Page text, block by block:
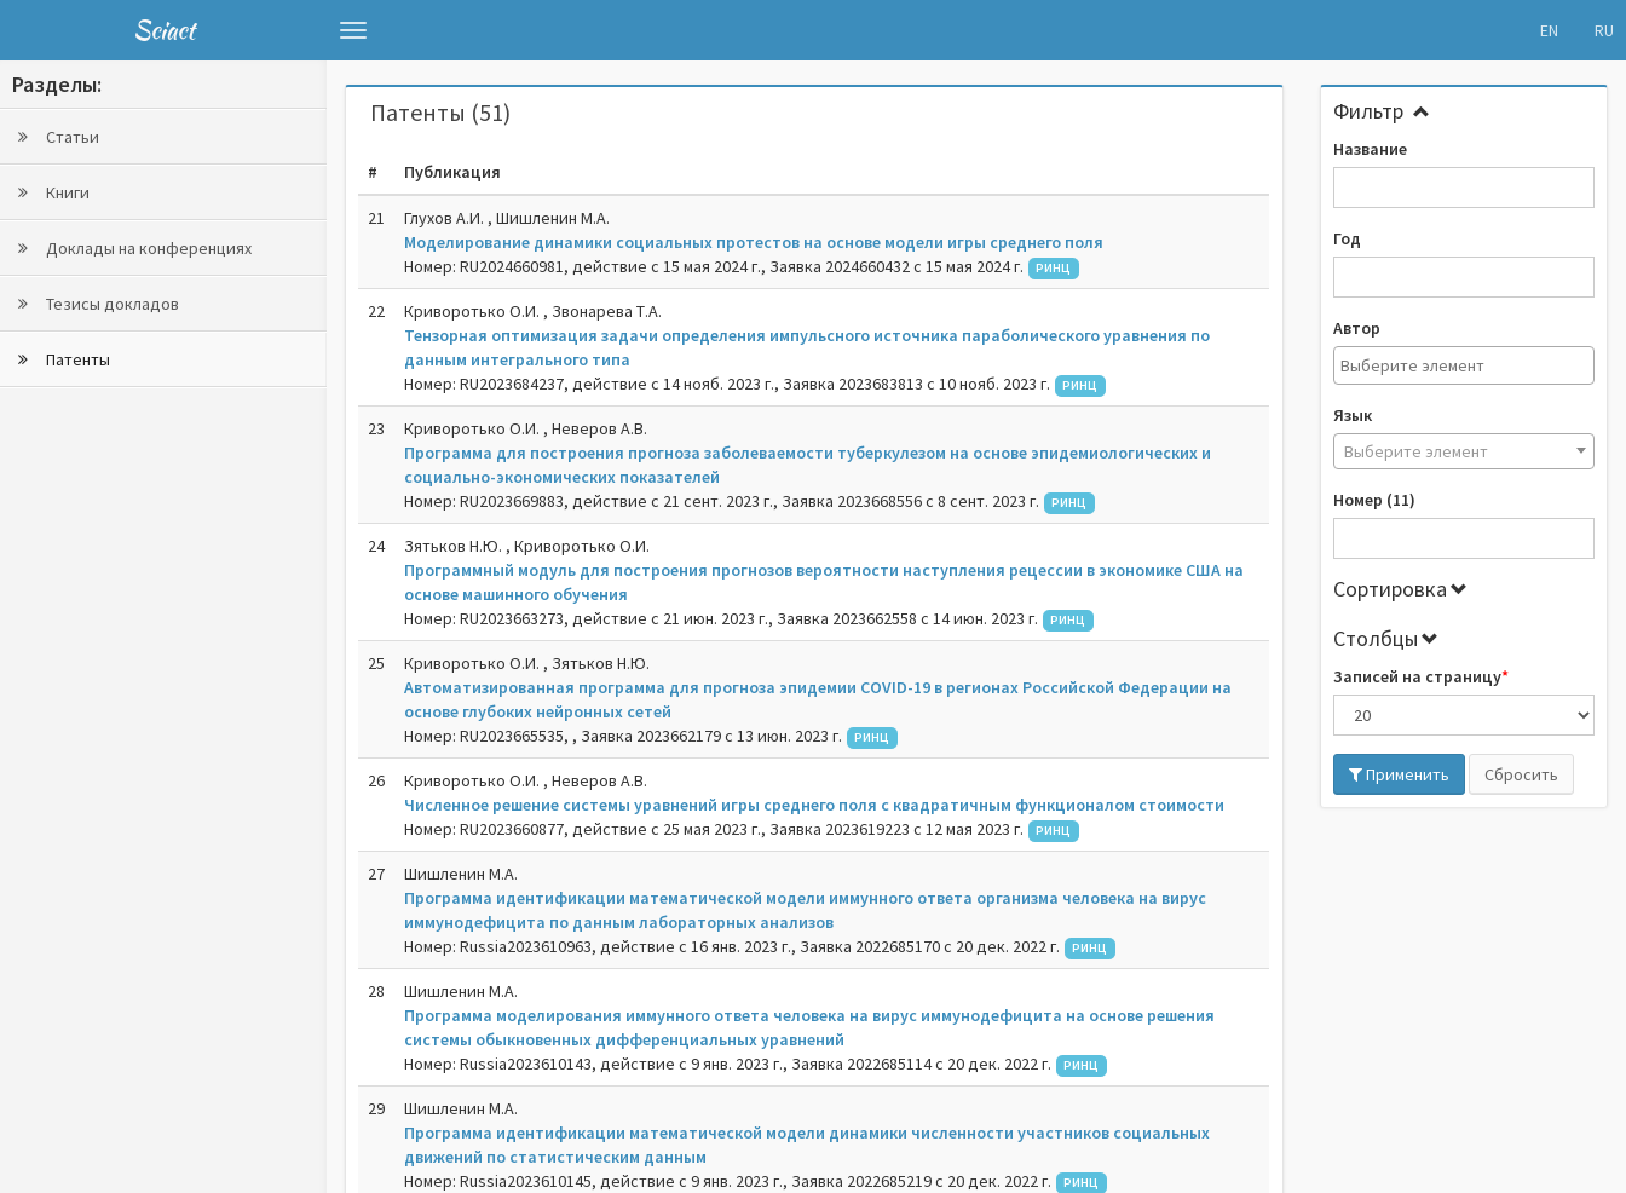
Sciact
Toggle
navigation
EN RU
Разделы:
Статьи
Книги
Доклады на конференциях
Тезисы докладов
Патенты
Патенты (51)
# Публикация
21
Глухов А.И. , Шишленин М.А.
Моделирование динамики социальных протестов на основе модели игры среднего поля
Номер: RU2024660981, действие с 15 мая 2024 г., Заявка 2024660432 с 15 мая 2024 г.
РИНЦ
22
Криворотько О.И. , Звонарева Т.А.
Тензорная оптимизация задачи определения импульсного источника параболического уравнения по
данным интегрального типа
Номер: RU2023684237, действие с 14 нояб. 2023 г., Заявка 2023683813 с 10 нояб. 2023 г.
РИНЦ
23
Криворотько О.И. , Неверов А.В.
Программа для построения прогноза заболеваемости туберкулезом на основе эпидемиологических и
социально-экономических показателей
Номер: RU2023669883, действие с 21 сент. 2023 г., Заявка 2023668556 с 8 сент. 2023 г.
РИНЦ
24
Зятьков Н.Ю. , Криворотько О.И.
Программный модуль для построения прогнозов вероятности наступления рецессии в экономике США на
основе машинного обучения
Номер: RU2023663273, действие с 21 июн. 2023 г., Заявка 2023662558 с 14 июн. 2023 г.
РИНЦ
25
Криворотько О.И. , Зятьков Н.Ю.
Автоматизированная программа для прогноза эпидемии COVID-19 в регионах Российской Федерации на
основе глубоких нейронных сетей
Номер: RU2023665535, , Заявка 2023662179 с 13 июн. 2023 г.
РИНЦ
26
Криворотько О.И. , Неверов А.В.
Численное решение системы уравнений игры среднего поля с квадратичным функционалом стоимости
Номер: RU2023660877, действие с 25 мая 2023 г., Заявка 2023619223 с 12 мая 2023 г.
РИНЦ
27
Шишленин М.А.
Программа идентификации математической модели иммунного ответа организма человека на вирус
иммунодефицита по данным лабораторных анализов
Номер: Russia2023610963, действие с 16 янв. 2023 г., Заявка 2022685170 с 20 дек. 2022 г.
РИНЦ
28
Шишленин М.А.
Программа моделирования иммунного ответа человека на вирус иммунодефицита на основе решения
системы обыкновенных дифференциальных уравнений
Номер: Russia2023610143, действие с 9 янв. 2023 г., Заявка 2022685114 с 20 дек. 2022 г.
РИНЦ
29
Шишленин М.А.
Программа идентификации математической модели динамики численности участников социальных
движений по статистическим данным
Номер: Russia2023610145, действие с 9 янв. 2023 г., Заявка 2022685219 с 20 дек. 2022 г.
РИНЦ
Фильтр
Название
Год
Автор
Язык
Выберите элемент
Номер (11)
Сортировка
Столбцы
Записей на страницу
Применить Сбросить